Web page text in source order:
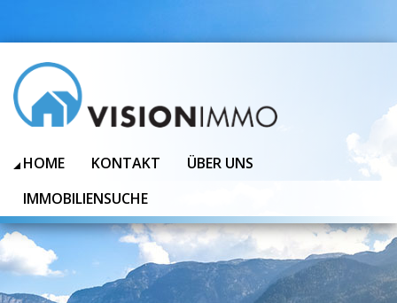
HOME KONTAKT
ÜBER UNS
IMMOBILIENSUCHE